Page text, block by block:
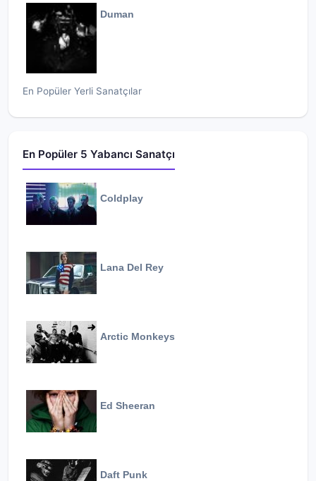
Duman
En Popüler Yerli Sanatçılar
En Popüler 5 Yabancı Sanatçı
Coldplay
Lana Del Rey
Arctic Monkeys
Ed Sheeran
Daft Punk